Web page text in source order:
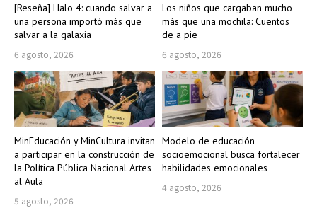
[Reseña] Halo 4: cuando salvar a
una persona importó más que
salvar a la galaxia
6 agosto, 2026
Los niños que cargaban mucho
más que una mochila: Cuentos
de a pie
6 agosto, 2026
MinEducación y MinCultura invitan
a participar en la construcción de
la Política Pública Nacional Artes
al Aula
5 agosto, 2026
Modelo de educación
socioemocional busca fortalecer
habilidades emocionales
4 agosto, 2026